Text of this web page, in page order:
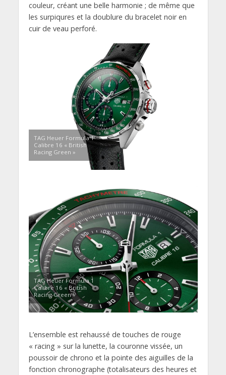
couleur, créant une belle harmonie ; de même que
les surpiqures et la doublure du bracelet noir en
cuir de veau perforé.
TAG Heuer Formula 1
Calibre 16 « British
Racing Green »
TAG Heuer Formula 1
Calibre 16 « British
Racing Green »
L’ensemble est rehaussé de touches de rouge
« racing » sur la lunette, la couronne vissée, un
poussoir de chrono et la pointe des aiguilles de la
fonction chronographe (totalisateurs des heures et